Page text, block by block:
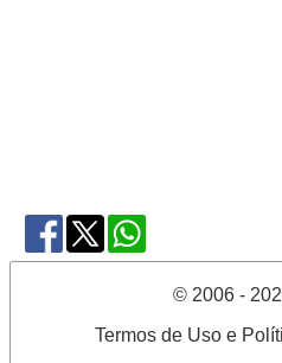
© 2006 -
Termos de Uso e